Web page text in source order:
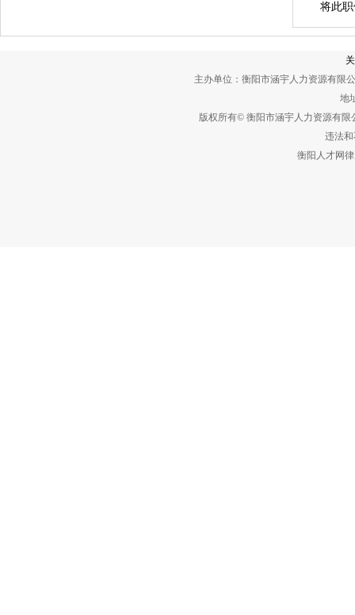
将此
主办单位：衡阳市涵宇人力资源有限
地
版权所有© 衡阳市涵宇人力资源有
违法和
衡阳人才网